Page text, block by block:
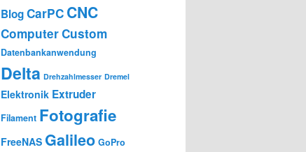
BlogCarPC CNC
ComputerCustom
Datenbankanwendung
Delta Drehzahlmesser Dremel
Elektronik Extruder
Filament Fotografie
FreeNAS Galileo GoPro